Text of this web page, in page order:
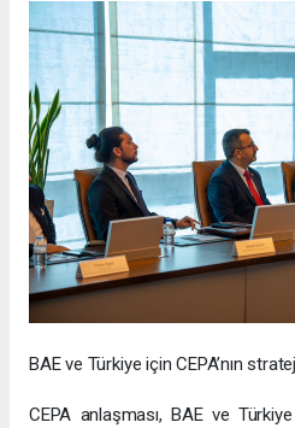
BAE ve Türkiye için CEPA’nın
CEPA anlaşması, BAE ve